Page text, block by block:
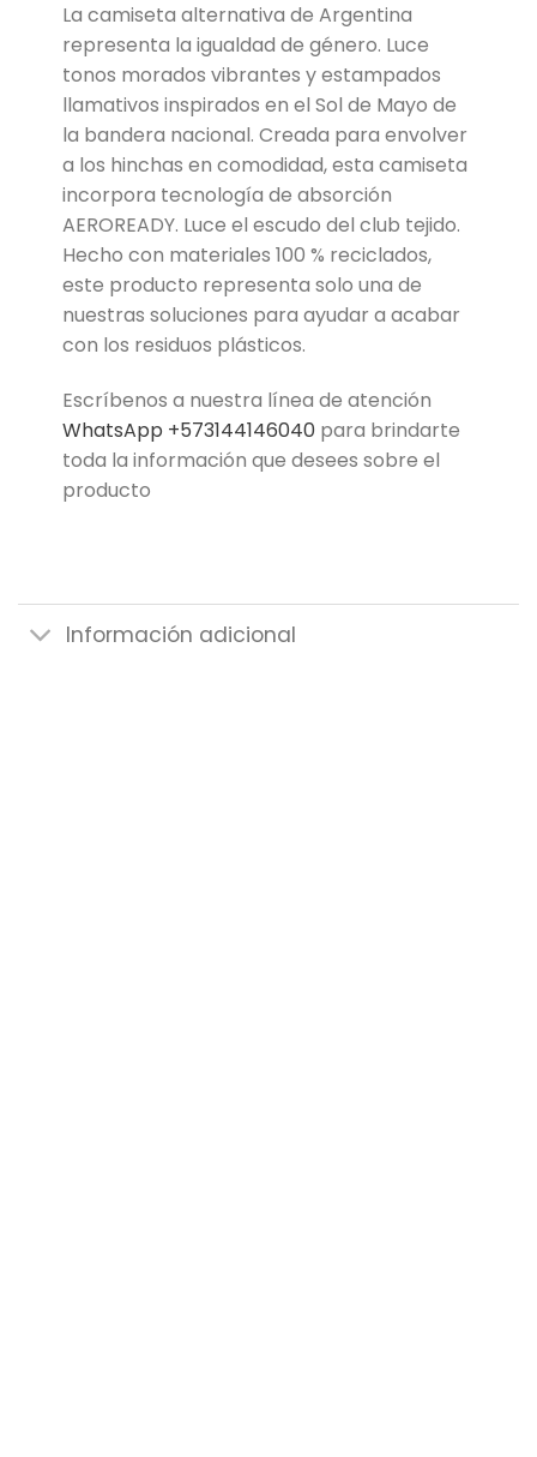
La camiseta alternativa de Argentina
representa la igualdad de género. Luce
tonos morados vibrantes y estampados
llamativos inspirados en el Sol de Mayo de
la bandera nacional. Creada para envolver
a los hinchas en comodidad, esta camiseta
incorpora tecnología de absorción
AEROREADY. Luce el escudo del club tejido.
Hecho con materiales 100 % reciclados,
este producto representa solo una de
nuestras soluciones para ayudar a acabar
con los residuos plásticos.
Escríbenos a nuestra línea de atención
WhatsApp +573144146040 para brindarte
toda la información que desees sobre el
producto
Información adicional